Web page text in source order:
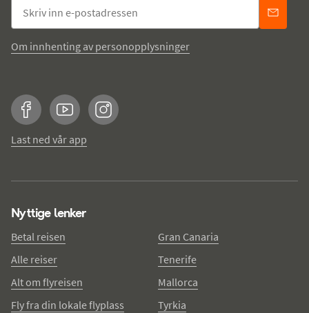
Om innhenting av personopplysninger
FacebookYouTubeInstagram
Last ned vår app
Nyttige lenker
Betal reisen
Alle reiser
Alt om flyreisen
Fly fra din lokale flyplass
Gran Canaria
Tenerife
Mallorca
Tyrkia